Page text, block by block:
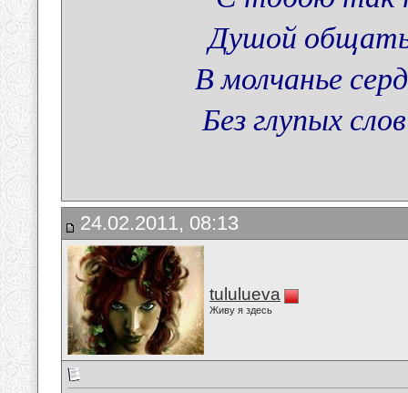
Душой
В молчанье
Без глупых
24.02.2011, 08:13
tululueva
Живу я здесь